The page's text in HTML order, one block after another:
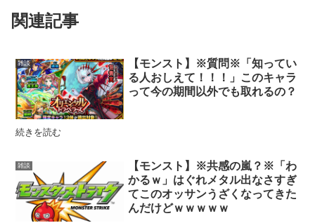
関連記事
雑談
【モンスト】※質問※「知ってい
る人おしえて！！！」このキャラ
って今の期間以外でも取れるの？
続きを読む
雑談
【モンスト】※共感の嵐？※「わ
かるｗ」はぐれメタル出なさすぎ
てこのオッサンうざくなってきた
んだけどｗｗｗｗｗ